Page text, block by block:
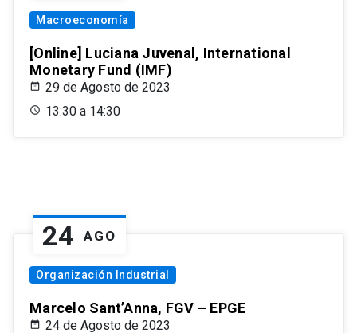
Macroeconomía
[Online] Luciana Juvenal, International
Monetary Fund (IMF)
29 de Agosto de 2023
13:30 a 14:30
24 AGO
Organización Industrial
Marcelo Sant’Anna, FGV – EPGE
24 de Agosto de 2023